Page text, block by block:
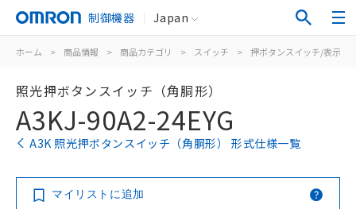
制御機器 Japan
ホーム > 商品情報 > 商品カテゴリ > スイッチ > 押ボタンスイッチ/表示灯
照光押ボタンスイッチ（角胴形）
A3KJ-90A2-24EYG
A3K 照光押ボタンスイッチ（角胴形） 形式仕様一覧
マイリストに追加